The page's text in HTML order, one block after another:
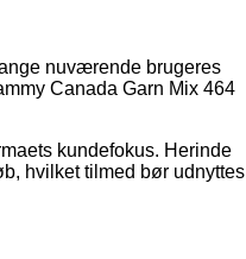
nuværende brugeres
Canada Garn Mix 464
kundefokus. Herinde
hvilket tilmed bør udnyttes